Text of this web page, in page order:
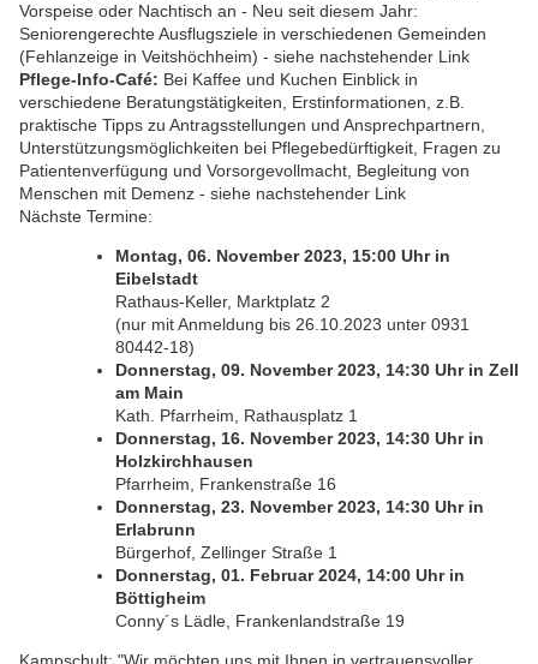
Vorspeise oder Nachtisch an - Neu seit diesem Jahr:
Seniorengerechte Ausflugsziele in verschiedenen Gemeinden
(Fehlanzeige in Veitshöchheim) - siehe nachstehender Link
Pflege-Info-Café: Bei Kaffee und Kuchen Einblick in
verschiedene Beratungstätigkeiten, Erstinformationen, z.B.
praktische Tipps zu Antragsstellungen und Ansprechpartnern,
Unterstützungsmöglichkeiten bei Pflegebedürftigkeit, Fragen zu
Patientenverfügung und Vorsorgevollmacht, Begleitung von
Menschen mit Demenz - siehe nachstehender Link
Nächste Termine:
Montag, 06. November 2023, 15:00 Uhr in
Eibelstadt
Rathaus-Keller, Marktplatz 2
(nur mit Anmeldung bis 26.10.2023 unter 0931
80442-18)
Donnerstag, 09. November 2023, 14:30 Uhr in Zell
am Main
Kath. Pfarrheim, Rathausplatz 1
Donnerstag, 16. November 2023, 14:30 Uhr in
Holzkirchhausen
Pfarrheim, Frankenstraße 16
Donnerstag, 23. November 2023, 14:30 Uhr in
Erlabrunn
Bürgerhof, Zellinger Straße 1
Donnerstag, 01. Februar 2024, 14:00 Uhr in
Böttigheim
Conny´s Lädle, Frankenlandstraße 19